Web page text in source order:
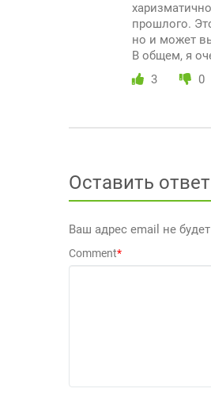
прошлого.
но и может
В общем, я
3
0
Оставить ответ
Ваш адрес email не
Comment*